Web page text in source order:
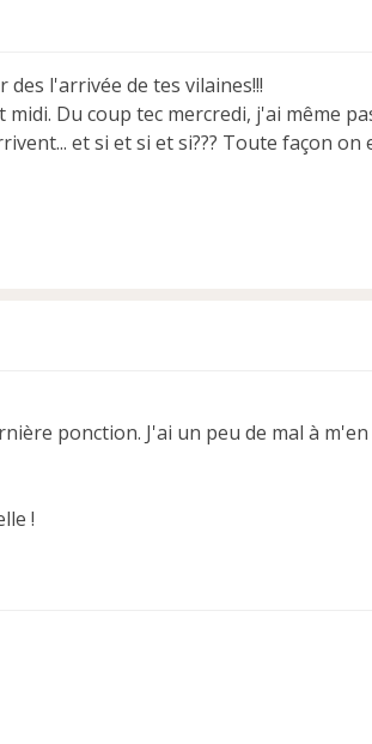
l'arrivée de tes vilaines!!!
Du coup tec mercredi, j'ai même
et si et si et si??? Toute façon on
ponction. J'ai un peu de mal à m'en
!